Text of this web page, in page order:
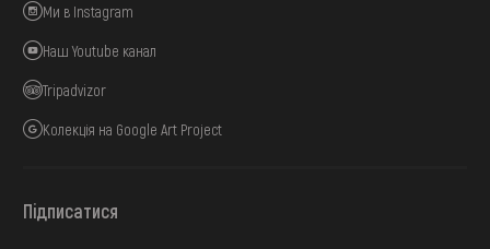
Ми в Instagram
Наш Youtube канал
Tripadvizor
Колекція на Google Art Project
Підписатися